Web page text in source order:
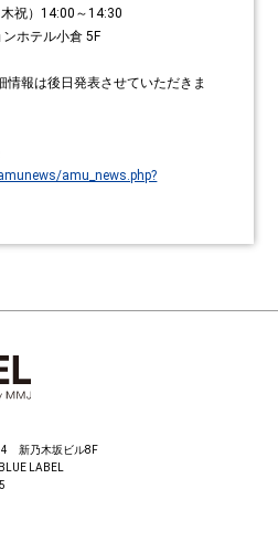
祝）14:00～14:30
ホテル小倉 5F
情報は後日発表させていただきま
amu_news.php?
新乃木坂ビル8F
BLUE LABEL